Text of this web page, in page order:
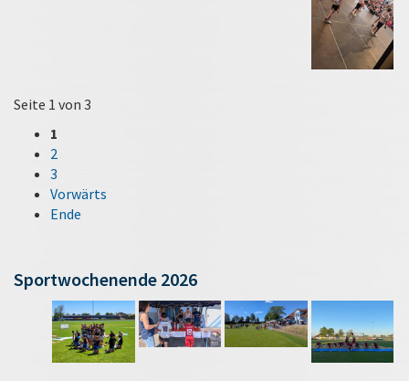
Seite 1 von 3
1
2
3
Vorwärts
Ende
Sportwochenende 2026